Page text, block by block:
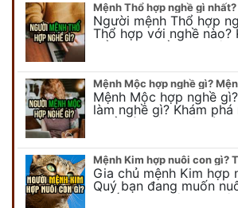
Người mệnh Thổ hợp
Thổ hợp với nghề nào?
để chọn nghề hợp
Mệnh Mộc hợp nghề
làm nghề gì? Khám
nghề gì không nên
Gia chủ mệnh Kim hợp
Quý bạn đang muốn
muốn chọn một con vật